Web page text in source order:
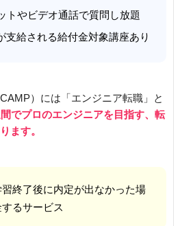
トやビデオ通話で質問し放題
支給される給付金対象講座あり
）には「エンジニア転職」と
でプロのエンジニアを目指す、転
ます。
習終了後に内定が出なかった場
るサービス